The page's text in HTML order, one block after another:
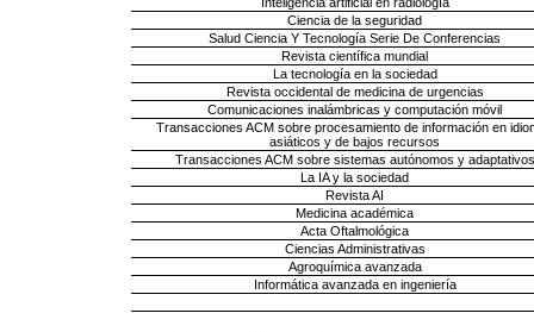
Ciencia de la seguridad
Salud Ciencia Y Tecnología Serie De Conferencias
Revista científica mundial
La tecnología en la sociedad
Revista occidental de medicina de urgencias
Comunicaciones inalámbricas y computación móvil
Transacciones ACM sobre procesamiento de información en
asiáticos y de bajos recursos
Transacciones ACM sobre sistemas autónomos y adaptativos
La IA y la sociedad
Revista AI
Medicina académica
Acta Oftalmológica
Ciencias Administrativas
Agroquímica avanzada
Informática avanzada en ingeniería